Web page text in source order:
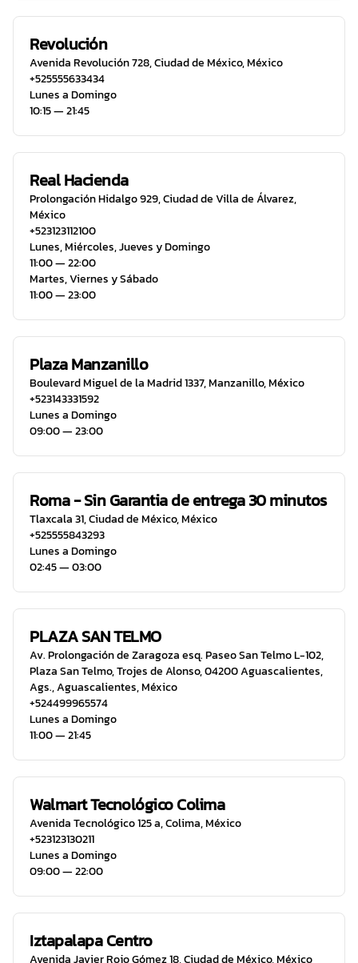
Revolución
Avenida Revolución 728,Ciudad de México,México
+525555633434
Lunes a Domingo
10:15 ― 21:45
Real Hacienda
Prolongación Hidalgo 929,Ciudad de Villa de Álvarez,
México
+523123112100
Lunes, Miércoles, Jueves y Domingo
11:00 ― 22:00
Martes, Viernes y Sábado
11:00 ― 23:00
Plaza Manzanillo
Boulevard Miguel de la Madrid 1337,Manzanillo,México
+523143331592
Lunes a Domingo
09:00 ― 23:00
Roma - Sin Garantia de entrega 30 minutos
Tlaxcala 31,Ciudad de México,México
+525555843293
Lunes a Domingo
02:45 ― 03:00
PLAZA SAN TELMO
Av. Prolongación de Zaragoza esq. Paseo San Telmo L-102,
Plaza San Telmo, Trojes de Alonso, 04200 Aguascalientes,
Ags.,Aguascalientes,México
+524499965574
Lunes a Domingo
11:00 ― 21:45
Walmart Tecnológico Colima
Avenida Tecnológico 125 a,Colima,México
+523123130211
Lunes a Domingo
09:00 ― 22:00
Iztapalapa Centro
Avenida Javier Rojo Gómez 18,Ciudad de México,México